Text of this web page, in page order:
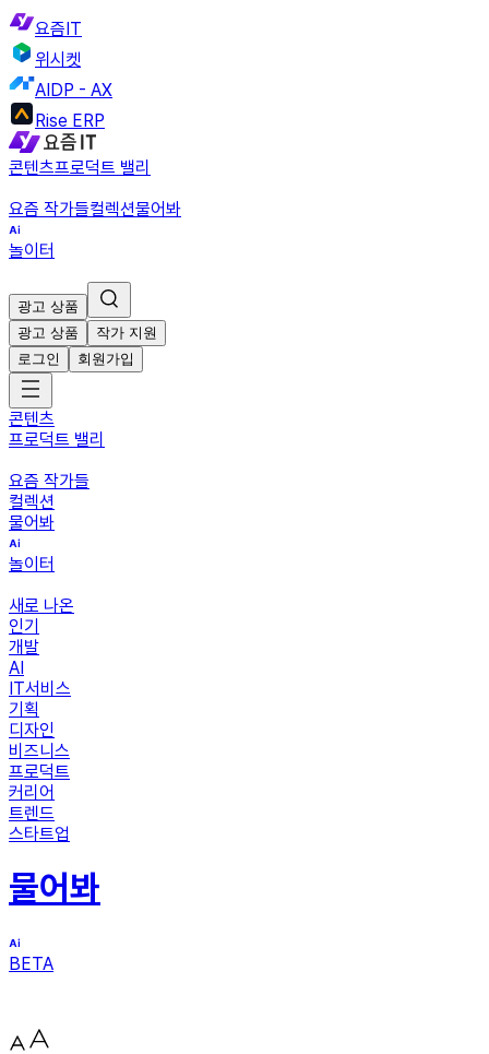
요즘IT
위시켓
AIDP - AX
Rise ERP
콘텐츠프로덕트 밸리
요즘 작가들컬렉션물어봐
놀이터
광고 상품
광고 상품
작가 지원
로그인
회원가입
콘텐츠
프로덕트 밸리
요즘 작가들
컬렉션
물어봐
놀이터
새로 나온
인기
개발
AI
IT서비스
기획
디자인
비즈니스
프로덕트
커리어
트렌드
스타트업
물어봐
BETA